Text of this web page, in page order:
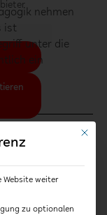
nehmen
ist
unter die
ein
Mit
Website weiter
zu optionalen